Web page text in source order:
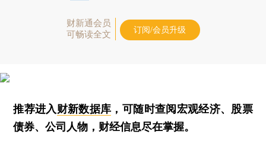
财新通会员
可畅读全文
订阅/会员升级
推荐进入财新数据库 ，可随时查阅宏观经济、股票
债券、公司人物，财经信息尽在掌握。